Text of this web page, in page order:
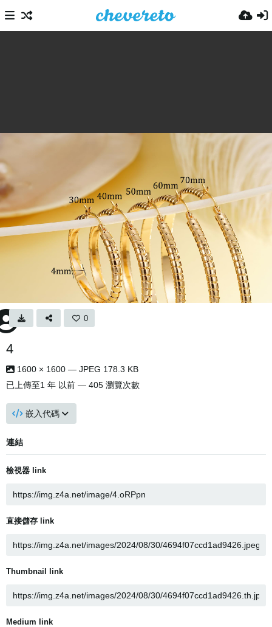
0
4
1600 × 1600 — JPEG 178.3 KB
已上傳至1 年 以前 — 405 瀏覽次數
嵌入代碼
連結
檢視器 link
直接儲存 link
Thumbnail link
Medium link